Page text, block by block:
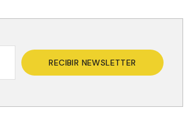
RECIBIR NEWSLETTER